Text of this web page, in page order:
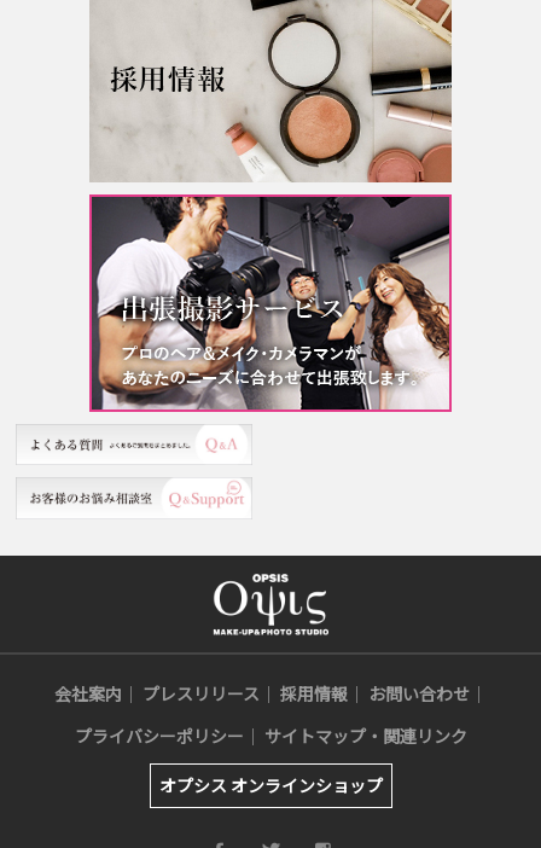
会社案内 プレスリリース 採用情報
お問い合わせ
プライバシーポリシー
サイトマップ・関連リンク
オプシス オンラインショップ